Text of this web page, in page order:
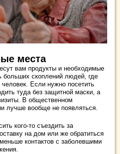
места
вам продукты и необходимые
больших скоплений людей, где
Если нужно посетить
туда без защитной маски, а
В общественном
лучше вообще не появляться.
кого-то съездить за
на дом или же обратиться
контактов с заболевшими